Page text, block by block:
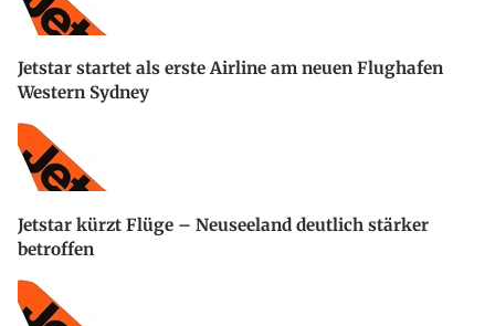
Jetstar startet als erste Airline am neuen Flughafen
Western Sydney
Jetstar kürzt Flüge – Neuseeland deutlich stärker
betroffen